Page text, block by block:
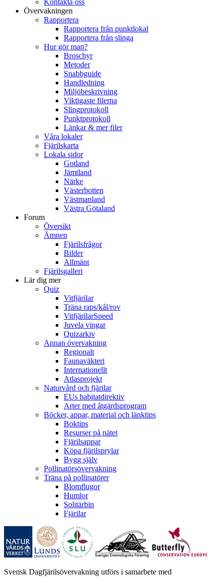
Övervakningen
Rapportera
Rapportera från punktlokal
Rapportera från slinga
Hur gör man?
Broschyr
Metoder
Snabbguide
Handledning
Miljöbeskrivning
Viktigaste filerna
Slingprotokoll
Punktprotokoll
Länkar & mer filer
Våra lokaler
Fjärilskarta
Lokala sidor
Gotland
Jämtland
Närke
Västerbotten
Västmanland
Västra Götaland
Forum
Översikt
Ämnen
Fjärilsfrågor
Bilder
Allmänt
Fjärilsgalleri
Lär dig mer
Quiz
Vitfjärilar
Träna raps/kål/rov
VitfjärilarSpeed
Juvela vingar
Quizarkiv
Annan övervakning
Regionalt
Faunaväkteri
Internationellt
Atlasprojekt
Naturvård och fjärilar
EUs habitatdirektiv
Arter med åtgärdsprogram
Böcker, appar, material och länktips
Boktips
Resurser på nätet
Fjärilsappar
Köpa fjärilsprylar
Bygg själv
Pollinatörsövervakning
Träna på pollinatörer
Blomflugor
Humlor
Solitärbin
Fjärilar
Svensk Dagfjärilsövervakning utförs i samarbete med